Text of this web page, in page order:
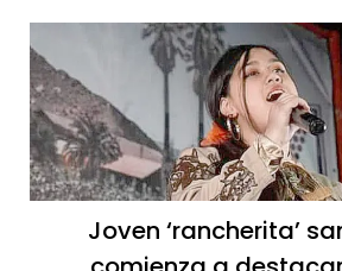
Joven ‘rancherita’